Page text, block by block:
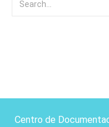
Centro de